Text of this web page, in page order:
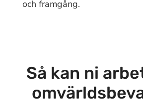
och framgång.
Så kan ni